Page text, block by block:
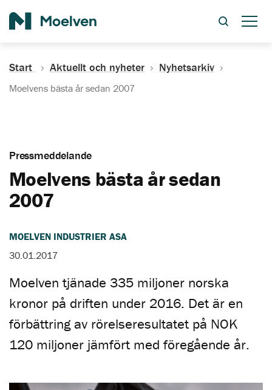
Start Aktuellt och nyheter Nyhetsarkiv
Moelvens bästa år sedan 2007
Pressmeddelande
Moelvens bästa år sedan
2007
MOELVEN INDUSTRIER ASA
30.01.2017
Moelven tjänade 335 miljoner norska
kronor på driften under 2016. Det är en
förbättring av rörelseresultatet på NOK
120 miljoner jämfört med föregående år.